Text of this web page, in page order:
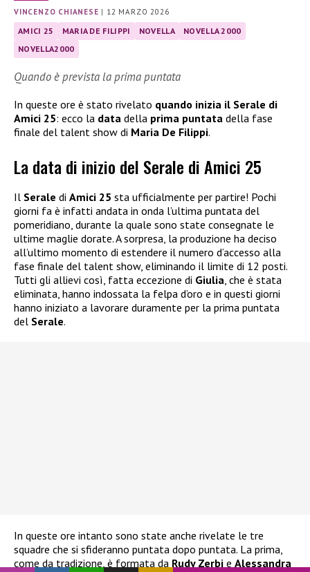
VINCENZO CHIANESE | 12 MARZO 2026
AMICI 25 MARIA DE FILIPPI NOVELLA
NOVELLA 2000
NOVELLA2000
Quando è prevista la prima puntata
In queste ore è stato rivelato quando inizia il Serale di
Amici 25: ecco la data della prima puntata della fase
finale del talent show di Maria De Filippi.
La data di inizio del Serale di Amici 25
Il Serale di Amici 25 sta ufficialmente per partire! Pochi
giorni fa è infatti andata in onda l’ultima puntata del
pomeridiano, durante la quale sono state consegnate le
ultime maglie dorate. A sorpresa, la produzione ha deciso
all’ultimo momento di estendere il numero d’accesso alla
fase finale del talent show, eliminando il limite di 12 posti.
Tutti gli allievi così, fatta eccezione di Giulia, che è stata
eliminata, hanno indossata la felpa d’oro e in questi giorni
hanno iniziato a lavorare duramente per la prima puntata
del Serale.
In queste ore intanto sono state anche rivelate le tre
squadre che si sfideranno puntata dopo puntata. La prima,
come da tradizione, è formata da Rudy Zerbi e Alessandra